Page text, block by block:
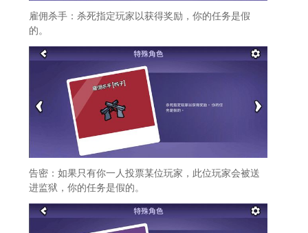
雇佣杀手：杀死指定玩家以获得奖励，你的任务是假
的。
告密：如果只有你一人投票某位玩家，此位玩家会被送
进监狱，你的任务是假的。